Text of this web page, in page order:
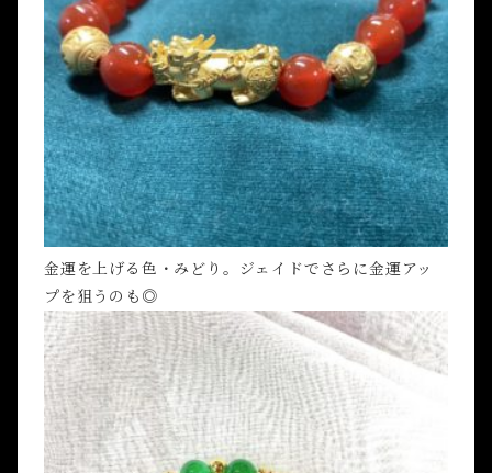
金運を上げる色・みどり。ジェイドでさらに金運アッ
プを狙うのも◎